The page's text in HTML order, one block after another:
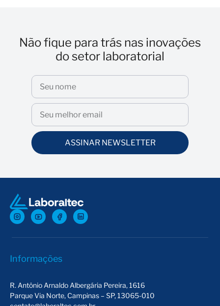
Não fique para trás nas inovações
do setor laboratorial
ASSINAR NEWSLETTER
Informações
R. Antônio Arnaldo Albergária Pereira, 1616
Parque Via Norte, Campinas – SP, 13065-010